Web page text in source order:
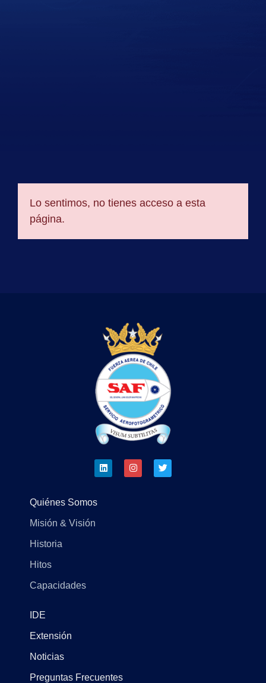
Lo sentimos, no tienes acceso a esta
página.
Quiénes Somos
Misión & Visión
Historia
Hitos
Capacidades
IDE
Extensión
Noticias
Preguntas Frecuentes